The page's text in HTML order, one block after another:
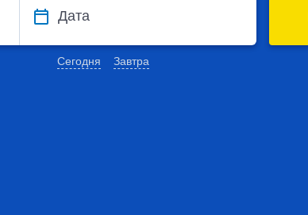
Дата
Сегодня Завтра